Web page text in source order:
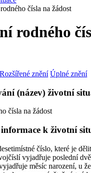
čísla na žádost
rodného
Rozšířené znění Úplné znění
(název) životní
čísla na žádost
k životní
číslo, které je
vyjadřuje poslední
měsíc narození, u